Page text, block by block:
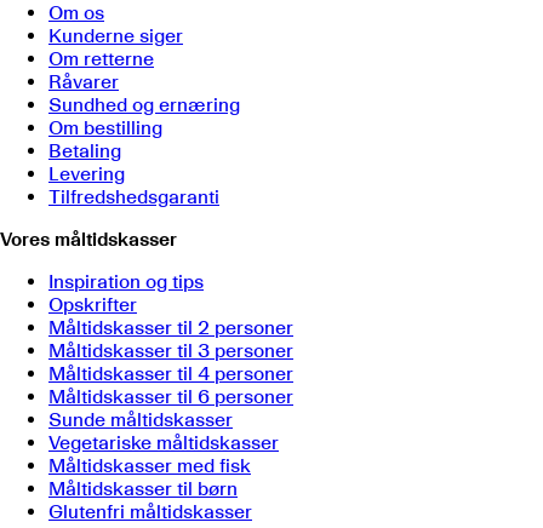
Om os
Kunderne siger
Om retterne
Råvarer
Sundhed og ernæring
Om bestilling
Betaling
Levering
Tilfredshedsgaranti
Vores måltidskasser
Inspiration og tips
Opskrifter
Måltidskasser til 2 personer
Måltidskasser til 3 personer
Måltidskasser til 4 personer
Måltidskasser til 6 personer
Sunde måltidskasser
Vegetariske måltidskasser
Måltidskasser med fisk
Måltidskasser til børn
Glutenfri måltidskasser